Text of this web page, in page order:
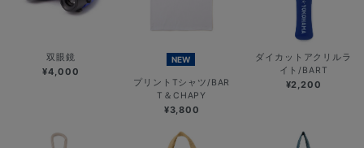
双眼鏡
¥4,000
NEW
プリントTシャツ/BAR
T＆CHAPY
¥3,800
ダイカットアクリルラ
イト/BART
¥2,200